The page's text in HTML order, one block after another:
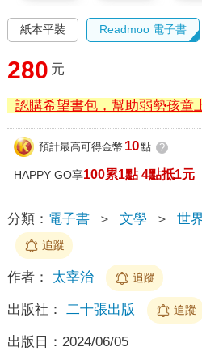
紙本平裝 Readmoo 電子書
280 元
認購希望書包，幫助弱勢孩童
預計最高可得金幣 10點 ?
HAPPY GO享100累1點 4點抵1元
分類： 電子書 ＞ 文學 ＞ 世
追蹤
作者： 太宰治 追蹤
出版社： 二十張出版 追蹤
出版日： 2024/06/05